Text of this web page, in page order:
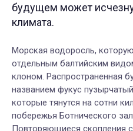
будущем может
климата.
Морская водоросль,
отдельным балтийским
клоном. Распространенная
названием фукус
которые тянутся на сотни
побережья Ботнического
Повторяющиеся скопления